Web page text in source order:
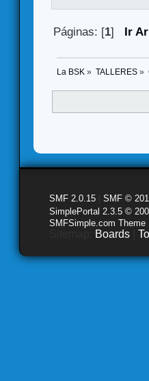
Páginas: [1] Ir
La BSK » TALLERES»
SMF 2.0.15 SMF ©
SimplePortal 2.3.5 ©
SMFSimple.com Theme
Boards